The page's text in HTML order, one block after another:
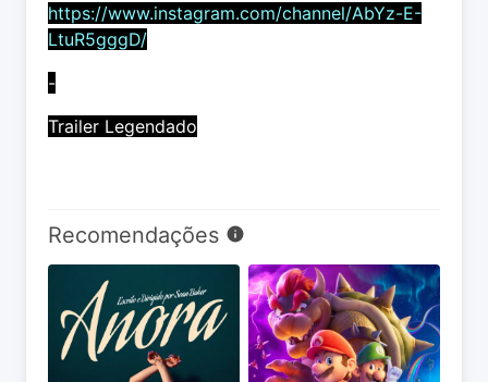
https://www.instagram.com/channel/AbYz-E-
LtuR5gggD/
-
Trailer Legendado
Recomendações